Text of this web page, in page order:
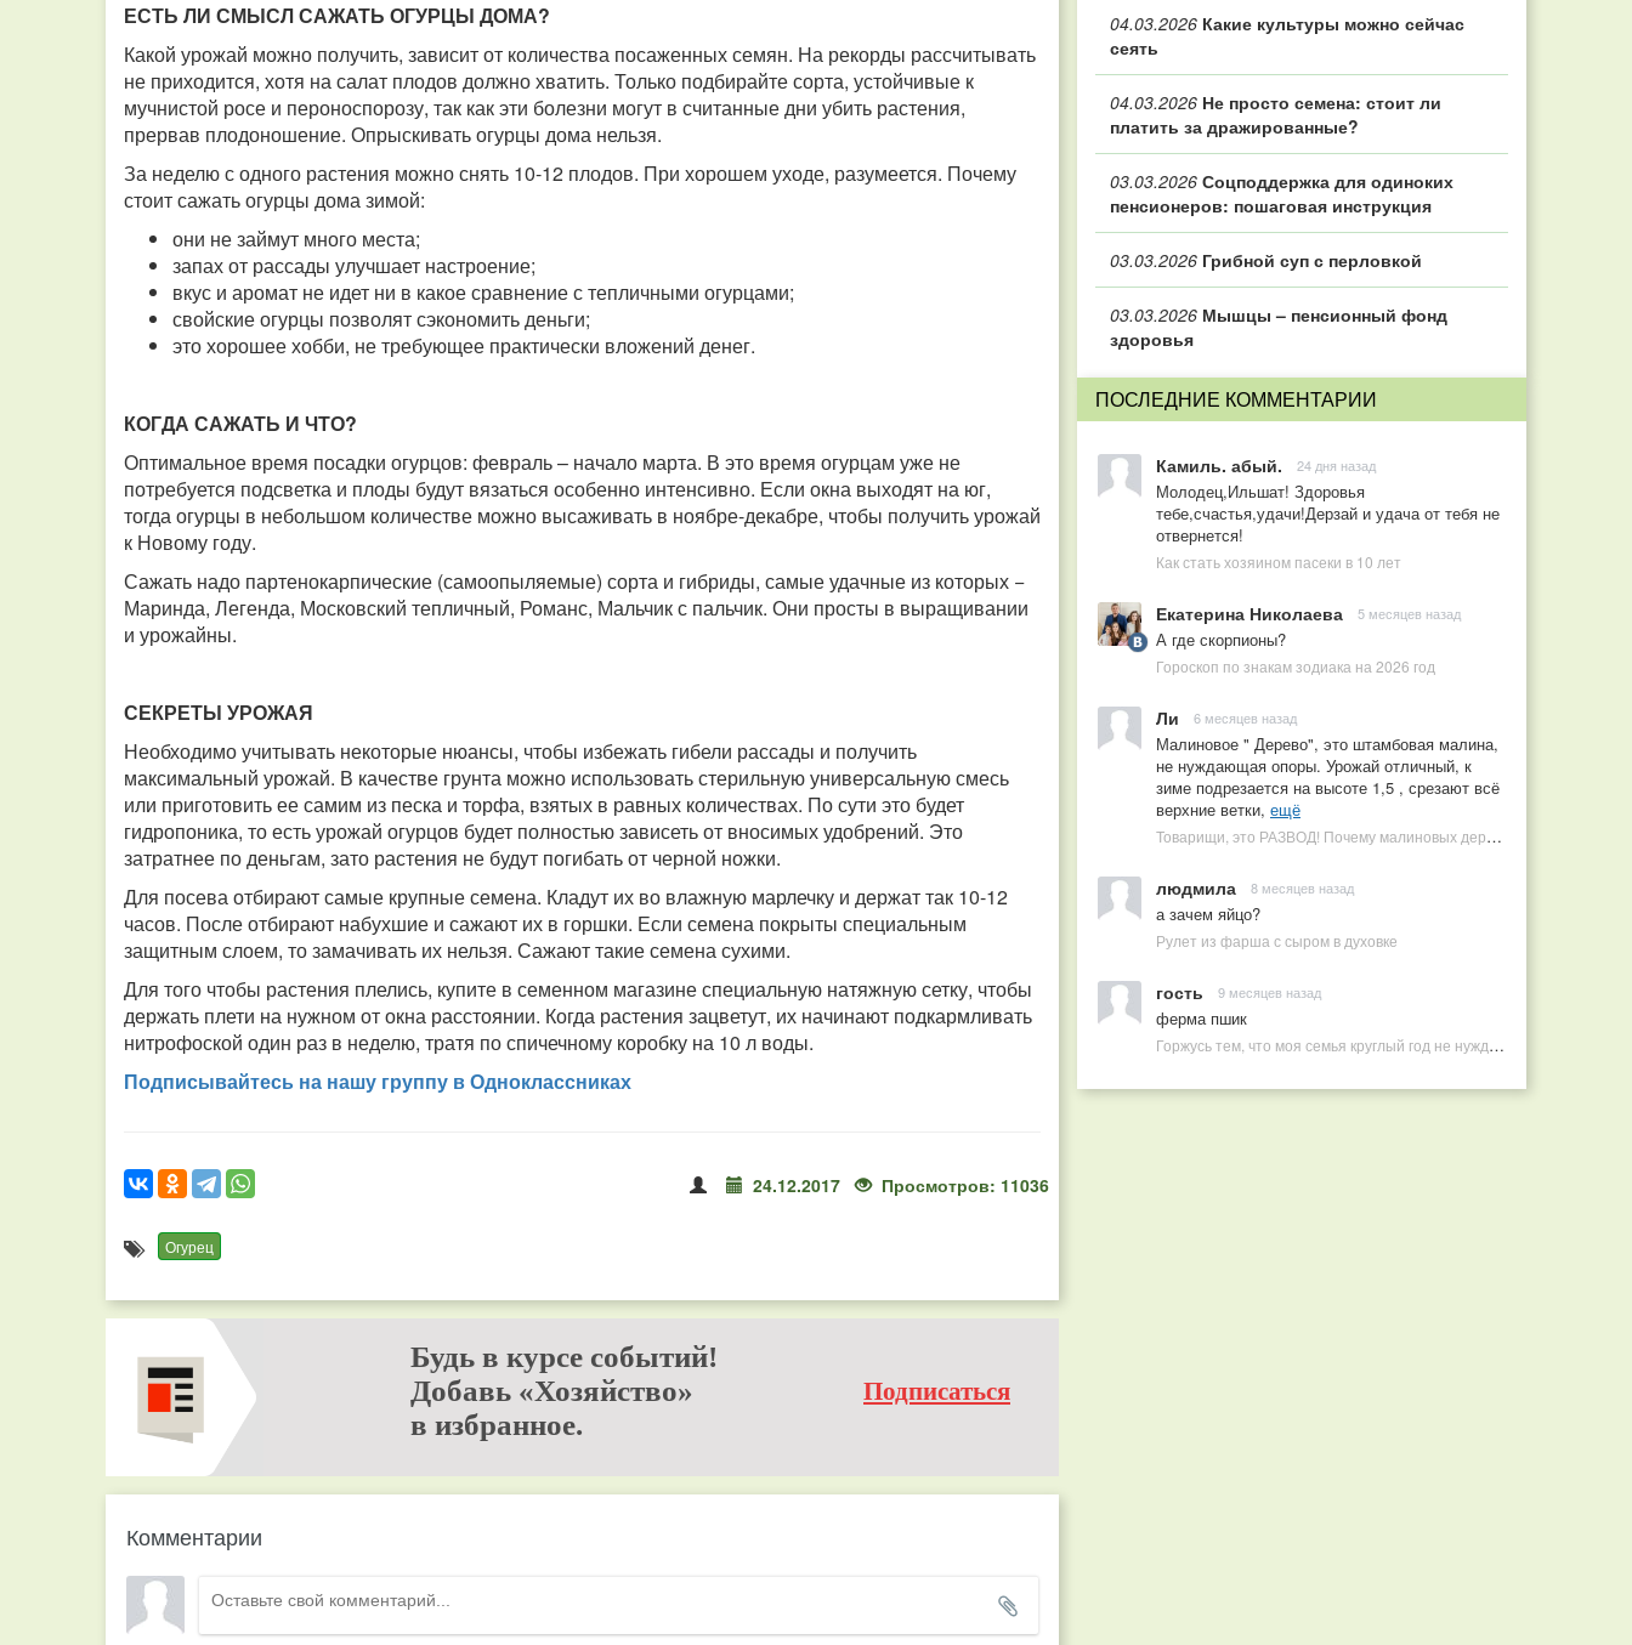
ЕСТЬ ЛИ СМЫСЛ САЖАТЬ ОГУРЦЫ ДОМА?
Какой урожай можно получить, зависит от количества посаженных семян. На рекорды рассчитывать
не приходится, хотя на салат плодов должно хватить. Только подбирайте сорта, устойчивые к
мучнистой росе и пероноспорозу, так как эти болезни могут в считанные дни убить растения,
прервав плодоношение. Опрыскивать огурцы дома нельзя.
За неделю с одного растения можно снять 10-12 плодов. При хорошем уходе, разумеется. Почему
стоит сажать огурцы дома зимой:
они не займут много места;
запах от рассады улучшает настроение;
вкус и аромат не идет ни в какое сравнение с тепличными огурцами;
свойские огурцы позволят сэкономить деньги;
это хорошее хобби, не требующее практически вложений денег.
КОГДА САЖАТЬ И ЧТО?
Оптимальное время посадки огурцов: февраль – начало марта. В это время огурцам уже не
потребуется подсветка и плоды будут вязаться особенно интенсивно. Если окна выходят на юг,
тогда огурцы в небольшом количестве можно высаживать в ноябре-декабре, чтобы получить урожай
к Новому году.
Сажать надо партенокарпические (самоопыляемые) сорта и гибриды, самые удачные из которых −
Маринда, Легенда, Московский тепличный, Романс, Мальчик с пальчик. Они просты в выращивании
и урожайны.
СЕКРЕТЫ УРОЖАЯ
Необходимо учитывать некоторые нюансы, чтобы избежать гибели рассады и получить
максимальный урожай. В качестве грунта можно использовать стерильную универсальную смесь
или приготовить ее самим из песка и торфа, взятых в равных количествах. По сути это будет
гидропоника, то есть урожай огурцов будет полностью зависеть от вносимых удобрений. Это
затратнее по деньгам, зато растения не будут погибать от черной ножки.
Для посева отбирают самые крупные семена. Кладут их во влажную марлечку и держат так 10-12
часов. После отбирают набухшие и сажают их в горшки. Если семена покрыты специальным
защитным слоем, то замачивать их нельзя. Сажают такие семена сухими.
Для того чтобы растения плелись, купите в семенном магазине специальную натяжную сетку, чтобы
держать плети на нужном от окна расстоянии. Когда растения зацветут, их начинают подкармливать
нитрофоской один раз в неделю, тратя по спичечному коробку на 10 л воды.
Подписывайтесь на нашу группу в Одноклассниках
24.12.2017 Просмотров: 11036
Огурец
Будь в курсе событий!
Добавь «Хозяйство»
в избранное.
Подписаться
Комментарии
04.03.2026 Какие культуры можно сейчас
сеять
04.03.2026 Не просто семена: стоит ли
платить за дражированные?
03.03.2026 Соцподдержка для одиноких
пенсионеров: пошаговая инструкция
03.03.2026 Грибной суп с перловкой
03.03.2026 Мышцы – пенсионный фонд
здоровья
ПОСЛЕДНИЕ КОММЕНТАРИИ
Камиль. абый. 24 дня назад
Молодец,Ильшат! Здоровья
тебе,счастья,удачи!Дерзай и удача от тебя не
отвернется!
Как стать хозяином пасеки в 10 лет
Екатерина Николаева 5 месяцев назад
А где скорпионы?
Гороскоп по знакам зодиака на 2026 год
Ли 6 месяцев назад
Малиновое " Дерево", это штамбовая малина,
не нуждающая опоры. Урожай отличный, к
зиме подрезается на высоте 1,5 , срезают всё
верхние ветки, ещё
Товарищи, это РАЗВОД! Почему малиновых деревьев не бывает, или Как ушлые продавцы наживаются на мечтах садоводов
людмила 8 месяцев назад
а зачем яйцо?
Рулет из фарша с сыром в духовке
гость 9 месяцев назад
ферма пшик
Горжусь тем, что моя семья круглый год не нуждается в покупных витаминах